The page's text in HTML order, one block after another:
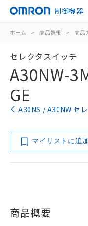
制御機器
ホーム > 商品情報 > 商品
セレクタスイッチ
A30NW-
GE
A30NS / A30NW セ
マイリストに追加
商品概要